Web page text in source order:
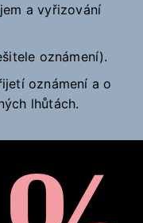
a vyřizování
oznámení).
oznámení a o
lhůtách.